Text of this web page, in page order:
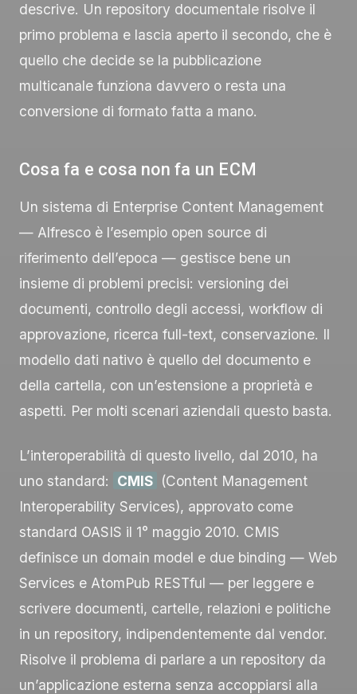
descrive. Un repository documentale risolve il
primo problema e lascia aperto il secondo, che è
quello che decide se la pubblicazione
multicanale funziona davvero o resta una
conversione di formato fatta a mano.
Cosa fa e cosa non fa un ECM
Un sistema di Enterprise Content Management
— Alfresco è l’esempio open source di
riferimento dell’epoca — gestisce bene un
insieme di problemi precisi: versioning dei
documenti, controllo degli accessi, workflow di
approvazione, ricerca full-text, conservazione. Il
modello dati nativo è quello del documento e
della cartella, con un’estensione a proprietà e
aspetti. Per molti scenari aziendali questo basta.
L’interoperabilità di questo livello, dal 2010, ha
uno standard:
CMIS (Content Management
Interoperability Services), approvato come
standard OASIS il 1° maggio 2010. CMIS
definisce un domain model e due binding — Web
Services e AtomPub RESTful — per leggere e
scrivere documenti, cartelle, relazioni e politiche
in un repository, indipendentemente dal vendor.
Risolve il problema di parlare a un repository da
un’applicazione esterna senza accoppiarsi alla